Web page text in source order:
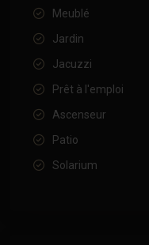
Meublé
Jardin
Jacuzzi
Prêt à l'emploi
Ascenseur
Patio
Solarium